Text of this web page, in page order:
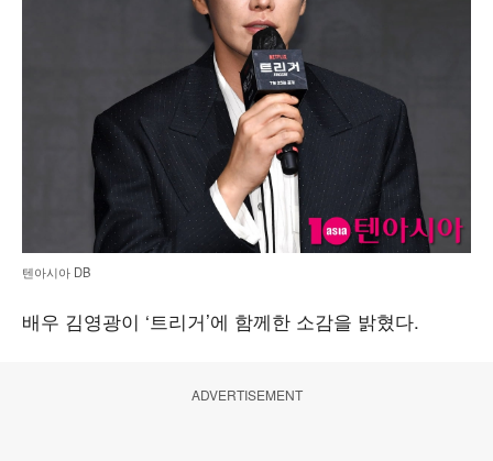
텐아시아 DB
배우 김영광이 ‘트리거’에 함께한 소감을 밝혔다.
ADVERTISEMENT